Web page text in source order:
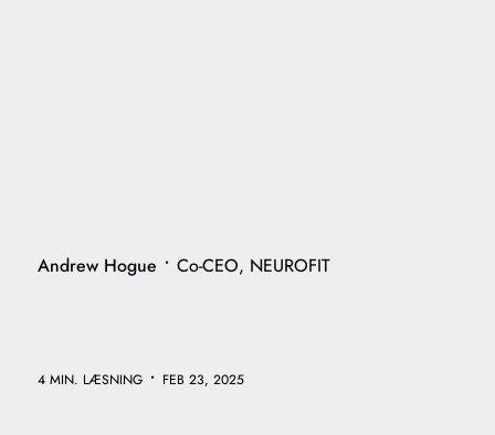
Andrew Hogue • Co-CEO, NEUROFIT
4 MIN. LÆSNING • FEB 23, 2025